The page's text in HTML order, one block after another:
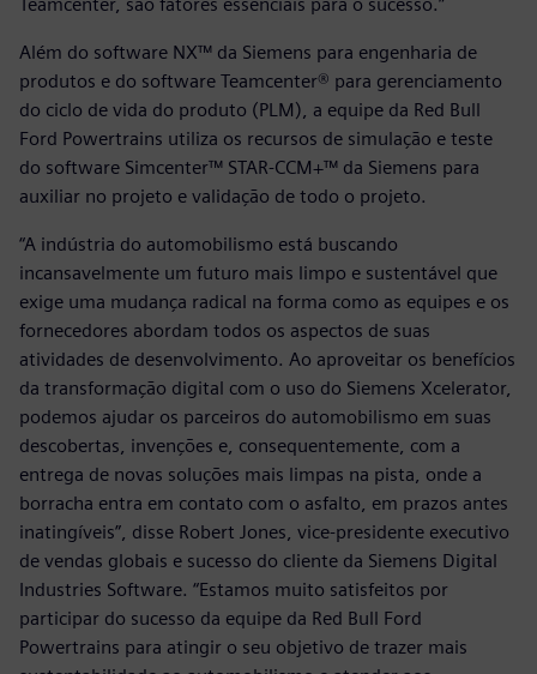
Além do software NX™ da Siemens para engenharia de
produtos e do software Teamcenter® para gerenciamento
do ciclo de vida do produto (PLM), a equipe da Red Bull
Ford Powertrains utiliza os recursos de simulação e teste
do software Simcenter™ STAR-CCM+™ da Siemens para
auxiliar no projeto e validação de todo o projeto.
“A indústria do automobilismo está buscando
incansavelmente um futuro mais limpo e sustentável que
exige uma mudança radical na forma como as equipes e os
fornecedores abordam todos os aspectos de suas
atividades de desenvolvimento. Ao aproveitar os benefícios
da transformação digital com o uso do Siemens Xcelerator,
podemos ajudar os parceiros do automobilismo em suas
descobertas, invenções e, consequentemente, com a
entrega de novas soluções mais limpas na pista, onde a
borracha entra em contato com o asfalto, em prazos antes
inatingíveis”, disse Robert Jones, vice-presidente executivo
de vendas globais e sucesso do cliente da Siemens Digital
Industries Software. “Estamos muito satisfeitos por
participar do sucesso da equipe da Red Bull Ford
Powertrains para atingir o seu objetivo de trazer mais